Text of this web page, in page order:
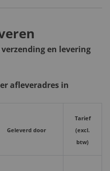
en levering
afleveradres in
Geleverd door
Tarief
(excl.
btw)